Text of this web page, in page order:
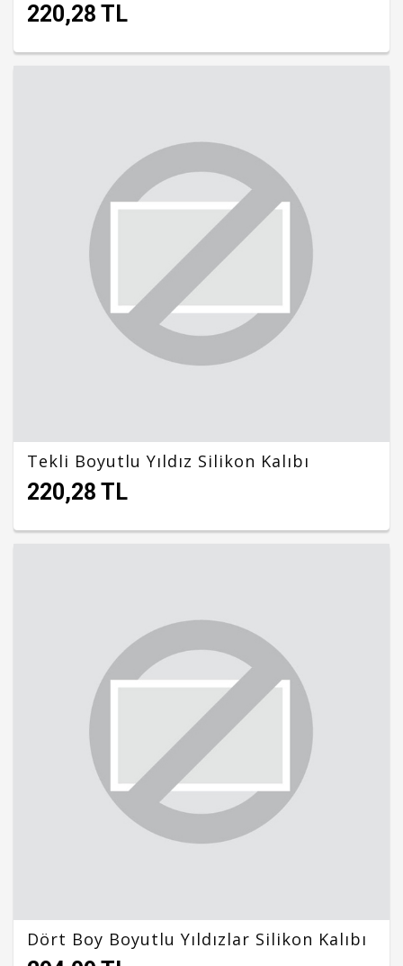
220,28 TL
Tekli Boyutlu Yıldız Silikon Kalıbı
220,28 TL
Dört Boy Boyutlu Yıldızlar Silikon Kalıbı